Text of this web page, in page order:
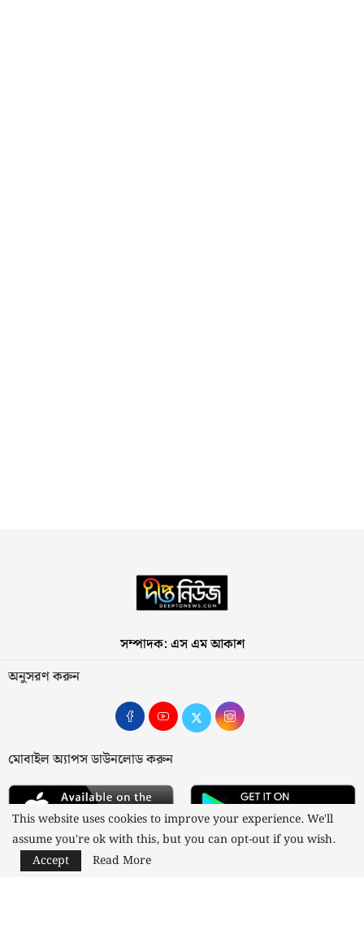
সম্পাদক: এস এম আকাশ
অনুসরণ করুন
মোবাইল অ্যাপস ডাউনলোড করুন
This website uses cookies to improve your experience. We'll
assume you're ok with this, but you can opt-out if you wish.
Accept
Read More